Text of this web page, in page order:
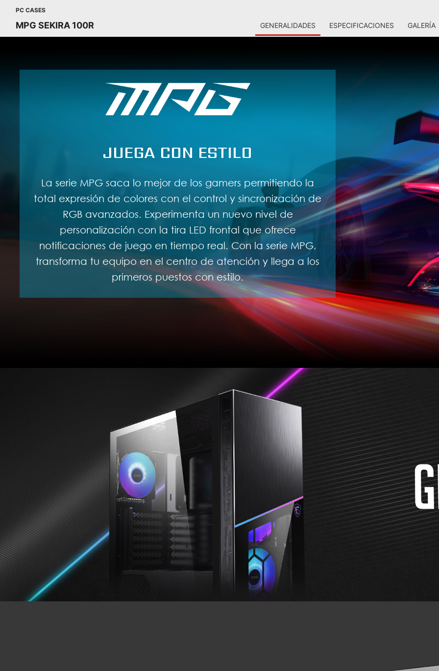
PC CASES
MPG SEKIRA 100R GENERALIDADES ESPECIFICACIONES GALERÍA
JUEGA CON ESTILO
La serie MPG saca lo mejor de los gamers permitiendo la
total expresión de colores con el control y sincronización de
RGB avanzados. Experimenta un nuevo nivel de
personalización con la tira LED frontal que ofrece
notificaciones de juego en tiempo real. Con la serie MPG,
transforma tu equipo en el centro de atención y llega a los
primeros puestos con estilo.